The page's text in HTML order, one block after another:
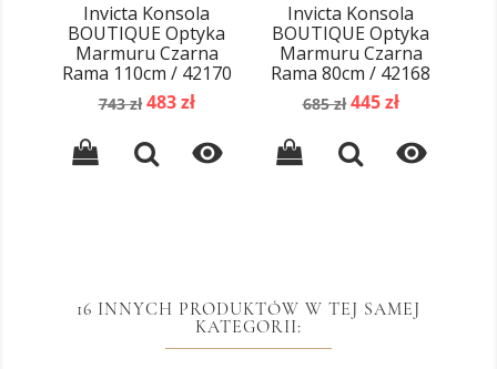
Invicta Konsola
BOUTIQUE Optyka
Marmuru Czarna
Rama 110cm / 42170
Cena
743 zł Cena
483 zł

Invicta Konsola
BOUTIQUE Optyka
Marmuru Czarna
Rama 80cm / 42168
Cena
685 zł Cena
445 zł

16 INNYCH PRODUKTÓW W TEJ SAMEJ
KATEGORII: